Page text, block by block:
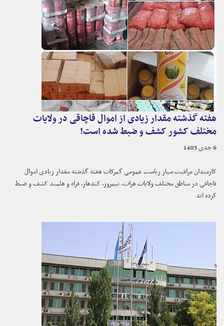
هفته گذشته مقدار زیادی از اموال قاچاقی در ولایات
مختلف کشور کشف و ضبط شده است!
6 جدی 1403
کارمندان مراقبت سیار ریاست عمومی گمرکات هفته گذشته مقدار زیادی اموال
قاچاقی در مناطق مختلف ولایات هرات، نیمروز، کندهار، فراه و هلمند کشف و ضبط
کرده اند